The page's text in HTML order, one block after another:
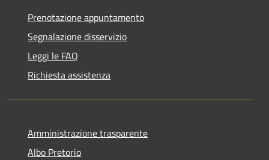
Prenotazione appuntamento
Segnalazione disservizio
Leggi le FAQ
Richiesta assistenza
Amministrazione trasparente
Albo Pretorio